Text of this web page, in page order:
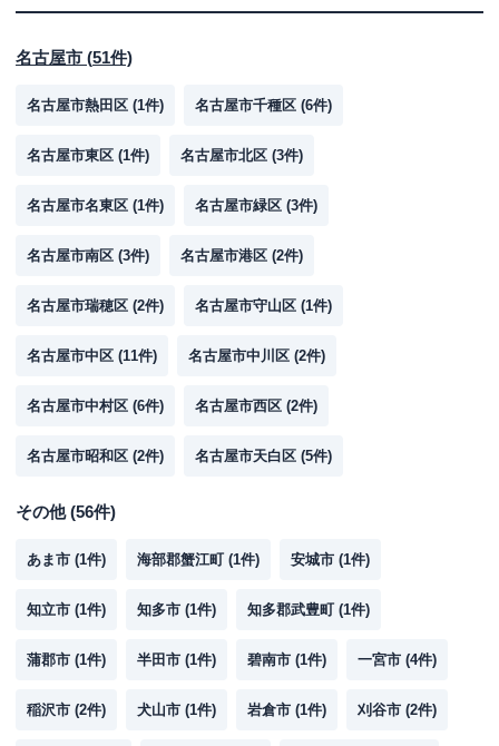
名古屋市 (51件)
名古屋市熱田区 (1件) 名古屋市千種区 (6件)
名古屋市東区 (1件) 名古屋市北区 (3件)
名古屋市名東区 (1件) 名古屋市緑区 (3件)
名古屋市南区 (3件) 名古屋市港区 (2件)
名古屋市瑞穂区 (2件) 名古屋市守山区 (1件)
名古屋市中区 (11件) 名古屋市中川区 (2件)
名古屋市中村区 (6件) 名古屋市西区 (2件)
名古屋市昭和区 (2件) 名古屋市天白区 (5件)
その他(56件)
あま市 (1件) 海部郡蟹江町 (1件) 安城市 (1件)
知立市 (1件) 知多市 (1件) 知多郡武豊町 (1件)
蒲郡市 (1件) 半田市 (1件) 碧南市 (1件) 一宮市 (4件)
稲沢市 (2件) 犬山市 (1件) 岩倉市 (1件) 刈谷市 (2件)